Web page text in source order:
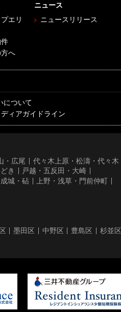
エリ
へ
ニュース
ニュースリリース
について
ィアガイドライン
・広尾
代々木上原・松濤・代々木
き
戸越・五反田・大崎
成城・砧
上野・浅草・門前仲町
墨田区 中野区 豊島区
杉並区